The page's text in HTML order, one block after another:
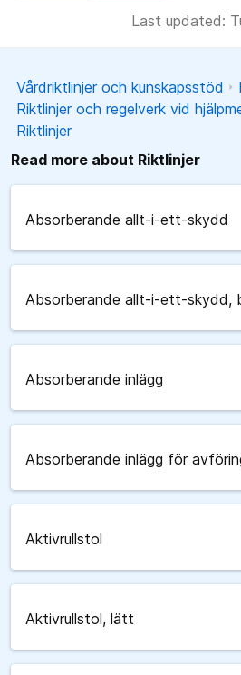
Last updated:
Vårdriktlinjer och kunskapsstöd
Riktlinjer och regelverk vid
Riktlinjer
Read more about Riktlinjer
Absorberande allt-i-ett-skydd
Absorberande allt-i-ett-skydd,
Absorberande inlägg
Absorberande inlägg för
Aktivrullstol
Aktivrullstol, lätt